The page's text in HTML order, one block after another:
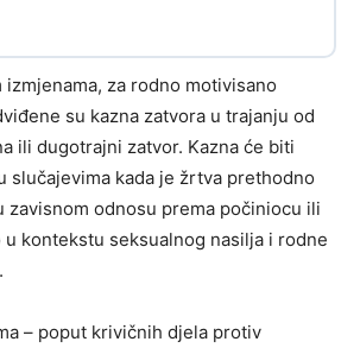
za rodno motivisano
su kazna zatvora u trajanju od
ili dugotrajni zatvor. Kazna će biti
slučajevima kada je žrtva prethodno
zavisnom odnosu prema počiniocu ili
kontekstu seksualnog nasilja i rodne
– poput krivičnih djela protiv